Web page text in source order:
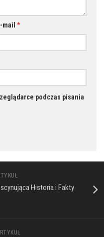
mail *
podczas pisania
Historia i Fakty